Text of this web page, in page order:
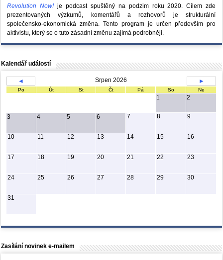
Revolution Now! je podcast spuštěný na podzim roku 2020.Cílem zde
prezentovaných výzkumů, komentářů a rozhovorů je strukturální
společensko-ekonomická změna. Tento program je určen především pro
aktivistu, který se o tuto zásadní změnu zajímá podrobněji.
Kalendář událostí
◄ Srpen 2026 ►
Po Út St Čt Pá So Ne
1 2
3 4 5 6 7 8 9
10 11 12 13 14 15 16
17 18 19 20 21 22 23
24 25 26 27 28 29 30
31
Zasílání novinek e-mailem